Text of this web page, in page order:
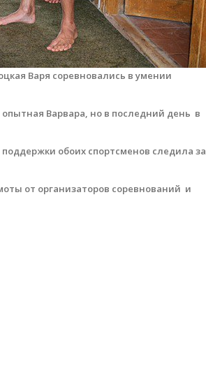
Варя соревновались в умении
Варвара, но в последний день в
обоих спортсменов следила за
от организаторов соревнований и